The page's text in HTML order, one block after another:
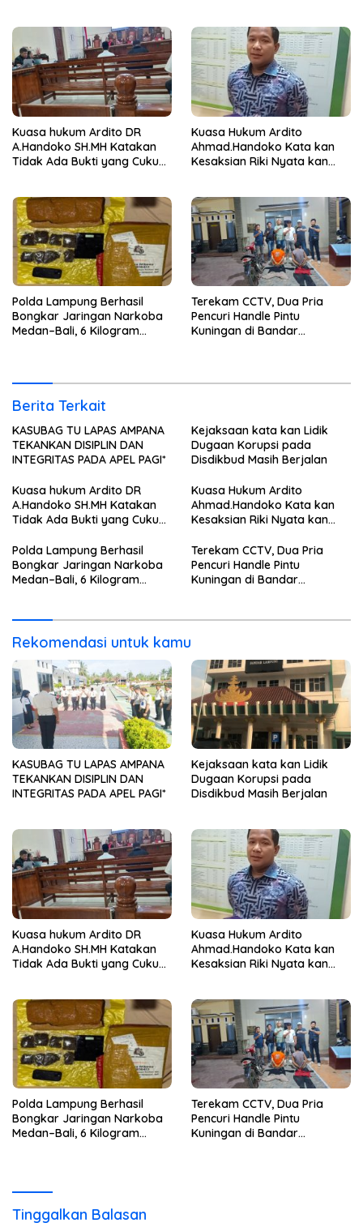
Kuasa hukum Ardito DR
A.Handoko SH.MH Katakan
Tidak Ada Bukti yang Cukup
Kuasa Hukum Ardito
Ahmad.Handoko Kata kan
Kesaksian Riki Nyata kan
Polda Lampung Berhasil
Bongkar Jaringan Narkoba
Medan–Bali, 6 Kilogram
Terekam CCTV, Dua Pria
Pencuri Handle Pintu
Kuningan di Bandar
Berita Terkait
KASUBAG TU LAPAS AMPANA
TEKANKAN DISIPLIN DAN
INTEGRITAS PADA APEL PAGI*
Kejaksaan kata kan Lidik
Dugaan Korupsi pada
Disdikbud Masih Berjalan
Kuasa hukum Ardito DR
A.Handoko SH.MH Katakan
Tidak Ada Bukti yang Cukup
Kuasa Hukum Ardito
Ahmad.Handoko Kata kan
Kesaksian Riki Nyata kan
nya Terima Uang
Polda Lampung Berhasil
Bongkar Jaringan Narkoba
Medan–Bali, 6 Kilogram
Terekam CCTV, Dua Pria
Pencuri Handle Pintu
Kuningan di Bandar
Rekomendasi untuk kamu
KASUBAG TU LAPAS AMPANA
TEKANKAN DISIPLIN DAN
INTEGRITAS PADA APEL PAGI*
Kejaksaan kata kan Lidik
Dugaan Korupsi pada
Disdikbud Masih Berjalan
Kuasa hukum Ardito DR
A.Handoko SH.MH Katakan
Tidak Ada Bukti yang Cukup
Kuasa Hukum Ardito
Ahmad.Handoko Kata kan
Kesaksian Riki Nyata kan
Polda Lampung Berhasil
Bongkar Jaringan Narkoba
Medan–Bali, 6 Kilogram
Terekam CCTV, Dua Pria
Pencuri Handle Pintu
Kuningan di Bandar
Tinggalkan Balasan